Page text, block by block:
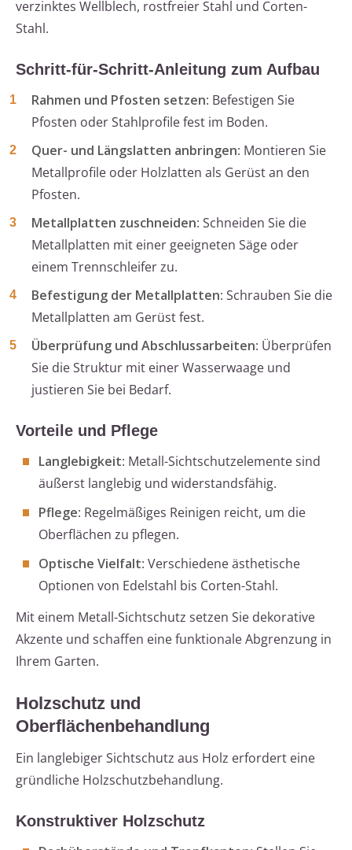
verzinktes Wellblech, rostfreier Stahl und Corten-
Stahl.
Schritt-für-Schritt-Anleitung zum Aufbau
Rahmen und Pfosten setzen: Befestigen Sie
Pfosten oder Stahlprofile fest im Boden.
Quer- und Längslatten anbringen: Montieren Sie
Metallprofile oder Holzlatten als Gerüst an den
Pfosten.
Metallplatten zuschneiden: Schneiden Sie die
Metallplatten mit einer geeigneten Säge oder
einem Trennschleifer zu.
Befestigung der Metallplatten: Schrauben Sie die
Metallplatten am Gerüst fest.
Überprüfung und Abschlussarbeiten: Überprüfen
Sie die Struktur mit einer Wasserwaage und
justieren Sie bei Bedarf.
Vorteile und Pflege
Langlebigkeit: Metall-Sichtschutzelemente sind
äußerst langlebig und widerstandsfähig.
Pflege: Regelmäßiges Reinigen reicht, um die
Oberflächen zu pflegen.
Optische Vielfalt: Verschiedene ästhetische
Optionen von Edelstahl bis Corten-Stahl.
Mit einem Metall-Sichtschutz setzen Sie dekorative
Akzente und schaffen eine funktionale Abgrenzung in
Ihrem Garten.
Holzschutz und
Oberflächenbehandlung
Ein langlebiger Sichtschutz aus Holz erfordert eine
gründliche Holzschutzbehandlung.
Konstruktiver Holzschutz